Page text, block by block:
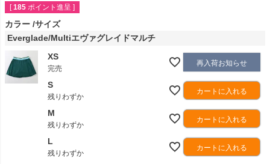
[ 185 ポイント進呈 ]
カラー サイズ
Everglade/Multiエヴァグレイドマルチ
XS
完売
再入荷お知らせ
S
残りわずか
カートに入れる
M
残りわずか
カートに入れる
L
残りわずか
カートに入れる